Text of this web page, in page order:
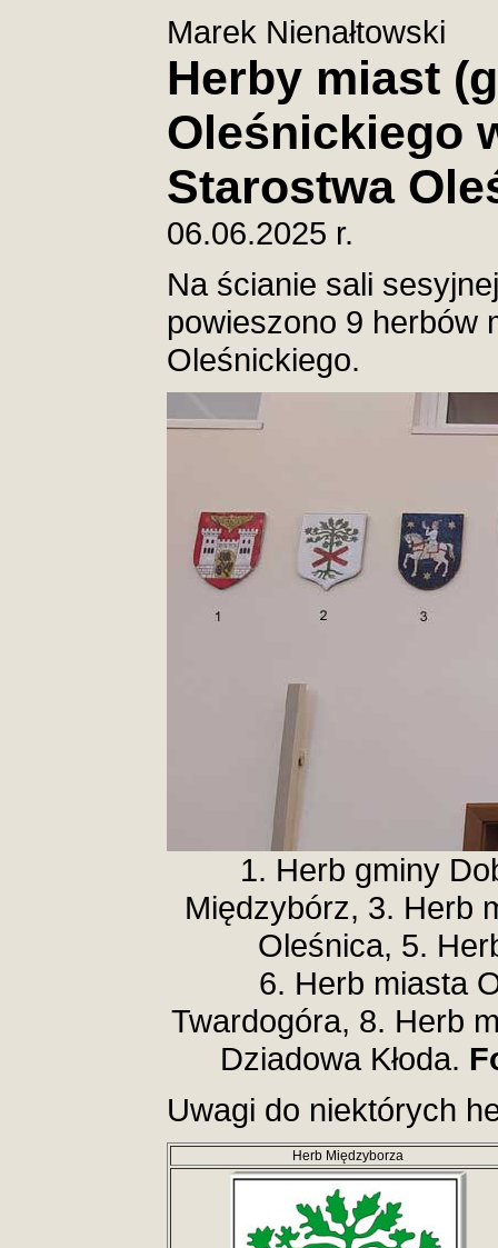
Marek Nienałtowski
Herby miast
Oleśnickiego
Starostwa
06.06.2025 r.
Na ścianie sali
powieszono 9 herbów
Oleśnickiego.
1. Herb gminy
Międzybórz, 3. Herb
Oleśnica, 5.
6. Herb miasta
Twardogóra, 8. Herb
Dziadowa Kłoda.
Uwagi do niektórych
Herb Międzyborza